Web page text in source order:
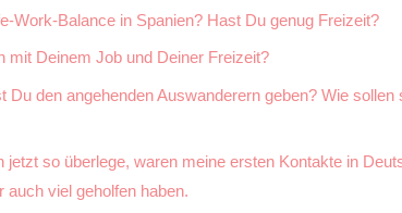
Work-Balance in Spanien? Hast Du genug Freizeit?
mit Deinem Job und Deiner Freizeit?
Du den angehenden Auswanderern geben? Wie
jetzt so überlege, waren meine ersten Kontakte in
auch viel geholfen haben.